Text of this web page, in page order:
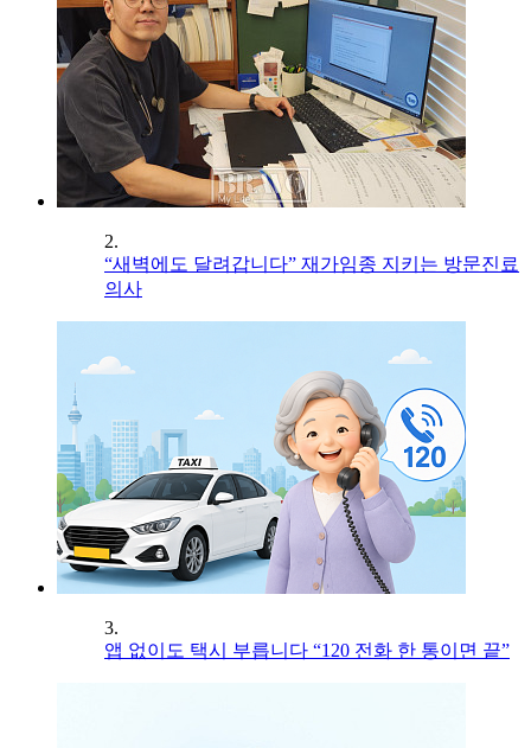
2.
“새벽에도 달려갑니다” 재가임종 지키는 방문진료
의사
3.
앱 없이도 택시 부릅니다 “120 전화 한 통이면 끝”